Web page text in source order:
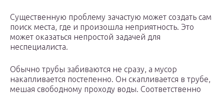
Существенную проблему зачастую может создать сам
поиск места, где и произошла неприятность. Это
может оказаться непростой задачей для
неспециалиста.
Обычно трубы забиваются не сразу, а мусор
накапливается постепенно. Он скапливается в трубе,
мешая свободному проходу воды. Соответственно